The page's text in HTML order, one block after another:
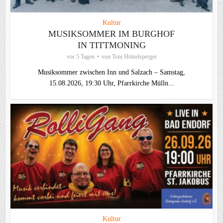
Kultur
MUSIKSOMMER IM BURGHOF
IN TITTMONING
vor 5 Tagen von Toni Hötzelsperger
Musiksommer zwischen Inn und Salzach – Samstag,
15.08.2026, 19:30 Uhr, Pfarrkirche Mülln...
Kultur